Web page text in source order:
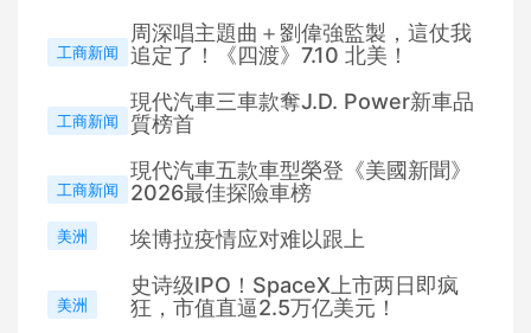
工商新闻
周深唱主題曲＋劉偉強監製，這仗我
追定了！《四渡》7.10 北美！
工商新闻
現代汽車三車款奪J.D. Power新車品
質榜首
工商新闻
現代汽車五款車型榮登《美國新聞》
2026最佳探險車榜
美洲 埃博拉疫情应对难以跟上
美洲
史诗级IPO！SpaceX上市两日即疯
狂，市值直逼2.5万亿美元！